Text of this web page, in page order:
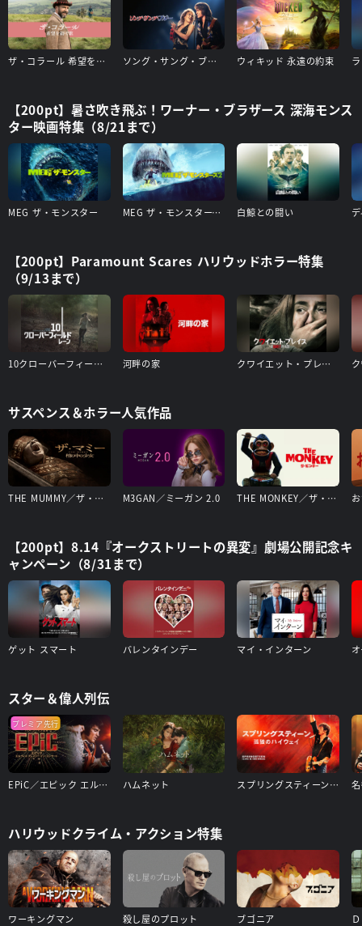
ザ・コラール 希望を紡ぐ歌 ソング・サング・ブルー ウィキッド 永遠の約束
【200pt】暑さ吹き飛ぶ！ワーナー・ブラザース 深海モンス
ター映画特集（8/21まで）
MEG ザ・モンスター MEG ザ・モンスターズ２ 白鯨との闘い
【200pt】Paramount Scares ハリウッドホラー特集
（9/13まで）
10クローバーフィールド・レーン 河畔の家 クワイエット・プレイス
サスペンス＆ホラー人気作品
THE MUMMY／ザ・マミー 棺の中の少女 M3GAN／ミーガン 2.0 THE MONKEY／ザ・モンキー
【200pt】8.14『オークストリートの異変』劇場公開記念キ
ャンペーン（8/31まで）
ゲット スマート バレンタインデー マイ・インターン
スター＆偉人列伝
プレミア先行
EPiC／エピック エルヴィス・プレスリー・イン・コンサート ハムネット スプリングスティーン 孤独のハイウェイ
ハリウッドクライム・アクション特集
ワーキングマン 殺し屋のプロット ブゴニア